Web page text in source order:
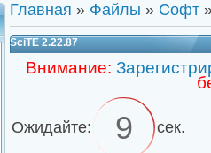
Главная » Файлы » Софт
SciTE 2.22.87
Внимание:
Ожидайте: 9 сек.